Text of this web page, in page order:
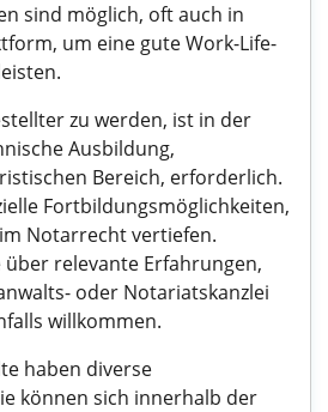
sind möglich, oft auch in
um eine gute Work-Life-
zu werden, ist in der
Ausbildung,
Bereich, erforderlich.
Fortbildungsmöglichkeiten,
Notarrecht vertiefen.
relevante Erfahrungen,
oder Notariatskanzlei
willkommen.
haben diverse
können sich innerhalb der